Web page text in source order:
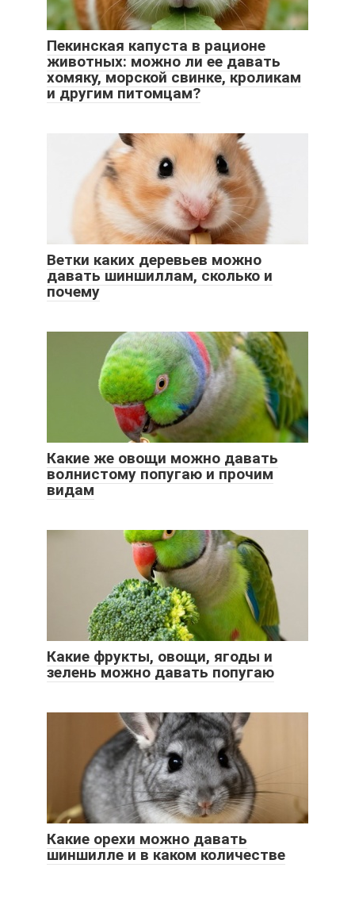
Пекинская капуста в рационе
животных: можно ли ее давать
хомяку, морской свинке, кроликам
и другим питомцам?
Ветки каких деревьев можно
давать шиншиллам, сколько и
почему
Какие же овощи можно давать
волнистому попугаю и прочим
видам
Какие фрукты, овощи, ягоды и
зелень можно давать попугаю
Какие орехи можно давать
шиншилле и в каком количестве